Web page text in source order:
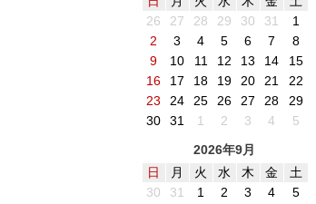
26
27 28 29 30 31
1
2
3 4 5 6 7
8
9
10 11 12 13 14
15
16
17 18 19 20 21
22
23
24 25 26 27 28
29
30
31 1 2 3 4
5
2026年9月
日
月 火 水 木 金
土
30
31 1 2 3 4
5